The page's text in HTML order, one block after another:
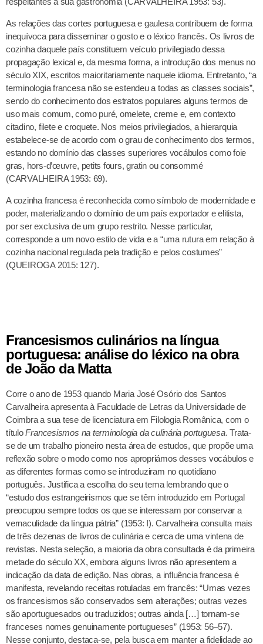
As relações das cortes portuguesa e gaulesa contribuem de forma
inequívoca para disseminar o gosto e o léxico francês. Os livros de
cozinha daquele país constituem veículo privilegiado dessa
propagação lexical e, da mesma forma, a introdução dos menus no
século XIX, escritos maioritariamente naquele idioma. Entretanto, “a
terminologia francesa não se estendeu a todas as classes sociais”,
sendo do conhecimento dos estratos populares alguns termos de
uso mais comum, como puré, omelete, creme e, em contexto
citadino, filete e croquete. Nos meios privilegiados, a hierarquia
estabelece-se de acordo com o grau de conhecimento dos termos,
estando no domínio das classes superiores vocábulos como foie
gras, hors-d’œuvre, petits fours, gratin ou consommé
(CARVALHEIRA 1953: 69).
A cozinha francesa é reconhecida como símbolo de modernidade e
poder, materializando o domínio de um país exportador e elitista,
por ser exclusiva de um grupo restrito. Nesse particular,
corresponde a um novo estilo de vida e a “uma rutura em relação à
cozinha nacional regulada pela tradição e pelos costumes”
(QUEIROGA 2015: 127).
Francesismos culinários na língua
portuguesa: análise do léxico na obra
de João da Matta
Corre o ano de 1953 quando Maria José Osório dos Santos
Carvalheira apresenta à Faculdade de Letras da Universidade de
Coimbra a sua tese de licenciatura em Filologia Românica, com o
títuloFrancesismos na terminologia da culinária portuguesa. Trata-
se de um trabalho pioneiro nesta área de estudos, que propõe uma
reflexão sobre o modo como nos apropriámos desses vocábulos e
as diferentes formas como se introduziram no quotidiano
português. Justifica a escolha do seu tema lembrando que o
“estudo dos estrangeirismos que se têm introduzido em Portugal
preocupou sempre todos os que se interessam por conservar a
vernaculidade da língua pátria” (1953: I). Carvalheira consulta mais
de três dezenas de livros de culinária e cerca de uma vintena de
revistas. Nesta seleção, a maioria da obra consultada é da primeira
metade do século XX, embora alguns livros não apresentem a
indicação da data de edição. Nas obras, a influência francesa é
manifesta, revelando receitas rotuladas em francês: “Umas vezes
os francesismos são conservados sem alterações; outras vezes
são aportuguesados ou traduzidos; outras ainda […] tornam-se
franceses nomes genuinamente portugueses” (1953: 56–57).
Nesse conjunto, destaca-se, pela busca em manter a fidelidade ao